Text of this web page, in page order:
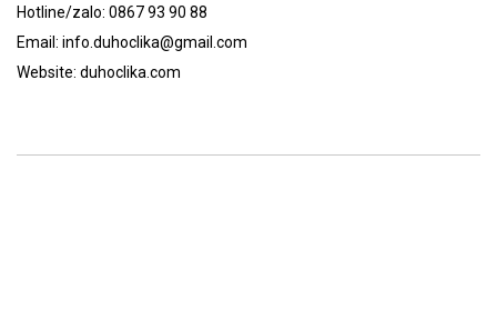
Hotline/zalo: 0867 93 90 88
Email: info.duhoclika@gmail.com
Website: duhoclika.com